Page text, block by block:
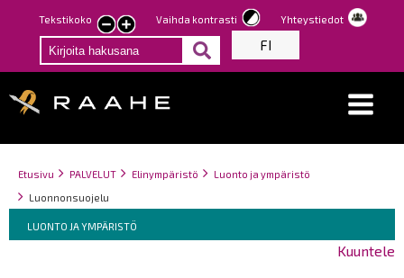
Hyppää
pääsisältöön
Tekstikoko
Pienennä
tekstin
kokoa
Suurenna
tekstin
kokoa
Vaihda kontrasti Yhteystiedot
FI
Breadcrumbs
You
are
Etusivu PALVELUT Elinympäristö
Luonto ja ympäristö
Luonnonsuojelu
Breadcrumbs
You
are
LUONTO JA YMPÄRISTÖ
Kuuntele